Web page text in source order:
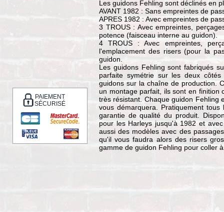
PAIEMENT
SÉCURISÉ
Les guidons Fehling sont déclinés en
AVANT 1982 : Sans empreintes de
APRES 1982 : Avec empreintes de
3 TROUS : Avec empreintes,
potence (faisceau interne au guidon).
4 TROUS : Avec empreintes,
l'emplacement des risers (pour la
guidon.
Les guidons Fehling sont fabriqués
parfaite symétrie sur les deux
guidons sur la chaîne de production.
un montage parfait, ils sont en finition
très résistant. Chaque guidon Fehling
vous démarquera. Pratiquement
garantie de qualité du produit.
pour les Harleys jusqu'à 1982 et
aussi des modèles avec des
qu'il vous faudra alors des risers
gamme de guidon Fehling pour coller